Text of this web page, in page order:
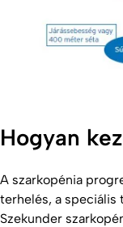
Hogyan
A szarkopénia
terhelés, a speciális
Szekunder